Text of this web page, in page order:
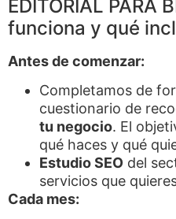
EDITORIAL PARA
funciona y qué
Antes de comenzar:
Completamos de
cuestionario de
tu negocio. El
qué haces y qué
Estudio SEO del
servicios que
Cada mes: